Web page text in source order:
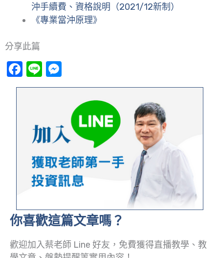
沖手續費、資格說明（2021/12新制）
《專業當沖原理》
分享此篇
Facebook
Line
你喜歡這篇文章嗎？
歡迎加入蔡老師 Line 好友，免費獲得直播教學、教